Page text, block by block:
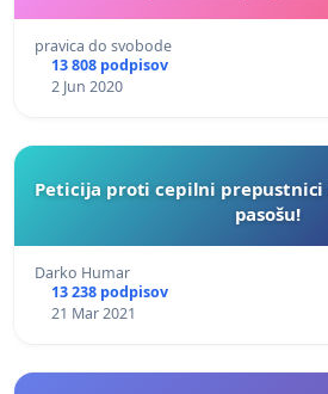
pravica do svobode
13 808 podpisov
2 Jun 2020
Peticija proti cepilni prepustnici
pasošu!
Darko Humar
13 238 podpisov
21 Mar 2021